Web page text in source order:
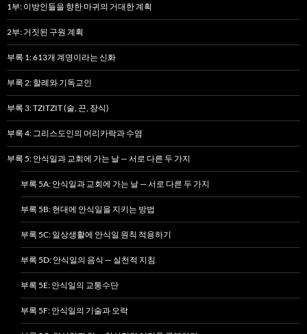
1부: 이방인들을 향한 마귀의 거대한 계획
2부: 거짓된 구원 계획
부록 1: 613개 계명이라는 신화
부록 2: 할례와 기독교인
부록 3: TZITZIT (술, 끈, 장식)
부록 4: 그리스도인의 머리카락과 수염
부록 5: 안식일과 교회에 가는 날 — 서로 다른 두 가지
부록 5A: 안식일과 교회에 가는 날 — 서로 다른 두 가지
부록 5B: 현대에 안식일을 지키는 방법
부록 5C: 일상생활에 안식일 원칙 적용하기
부록 5D: 안식일의 음식 — 실천적 지침
부록 5E: 안식일의 교통수단
부록 5F: 안식일의 기술과 오락